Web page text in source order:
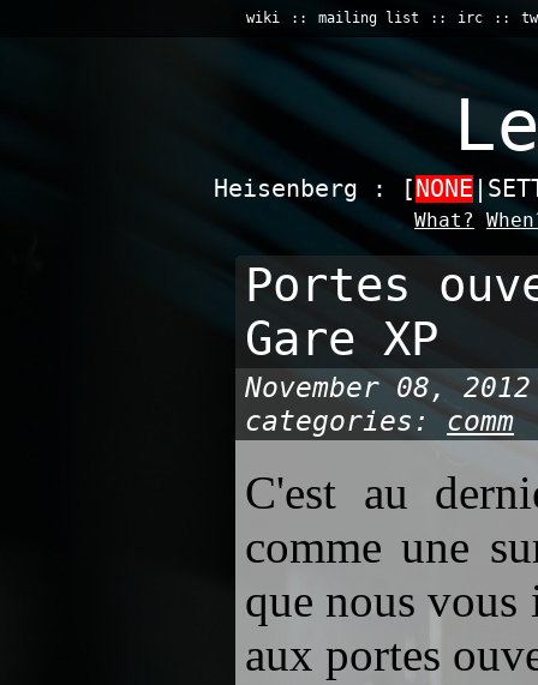
wiki mailing list irc
Heisenberg : [ NONE
What?
Portes
Gare XP
November 08,
categories: comm
C'est au
comme une
que nous
aux portes